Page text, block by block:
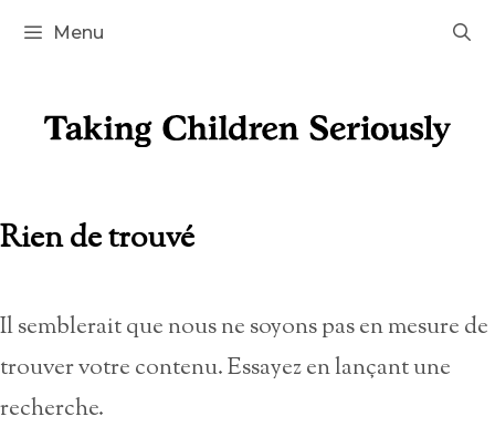
Aller
Menu
Rien de trouvé
Il semblerait que nous ne soyons pas en mesure de
trouver votre contenu. Essayez en lançant une
recherche.